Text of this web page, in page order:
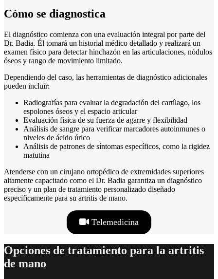
Cómo se diagnostica
El diagnóstico comienza con una evaluación integral por parte del
Dr. Badia. Él tomará un historial médico detallado y realizará un
examen físico para detectar hinchazón en las articulaciones, nódulos
óseos y rango de movimiento limitado.
Dependiendo del caso, las herramientas de diagnóstico adicionales
pueden incluir:
Radiografías para evaluar la degradación del cartílago, los
espolones óseos y el espacio articular
Evaluación física de su fuerza de agarre y flexibilidad
Análisis de sangre para verificar marcadores autoinmunes o
niveles de ácido úrico
Análisis de patrones de síntomas específicos, como la rigidez
matutina
Atenderse con un cirujano ortopédico de extremidades superiores
altamente capacitado como el Dr. Badia garantiza un diagnóstico
preciso y un plan de tratamiento personalizado diseñado
específicamente para su artritis de mano.
Telemedicina
Opciones de tratamiento para la artritis
de mano